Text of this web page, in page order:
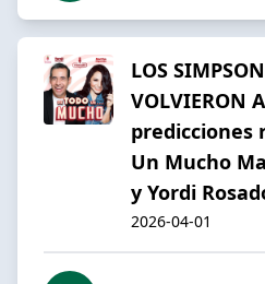
LOS
VOLVIERON
predicciones
Un Mucho
y Yordi
2026-04-01